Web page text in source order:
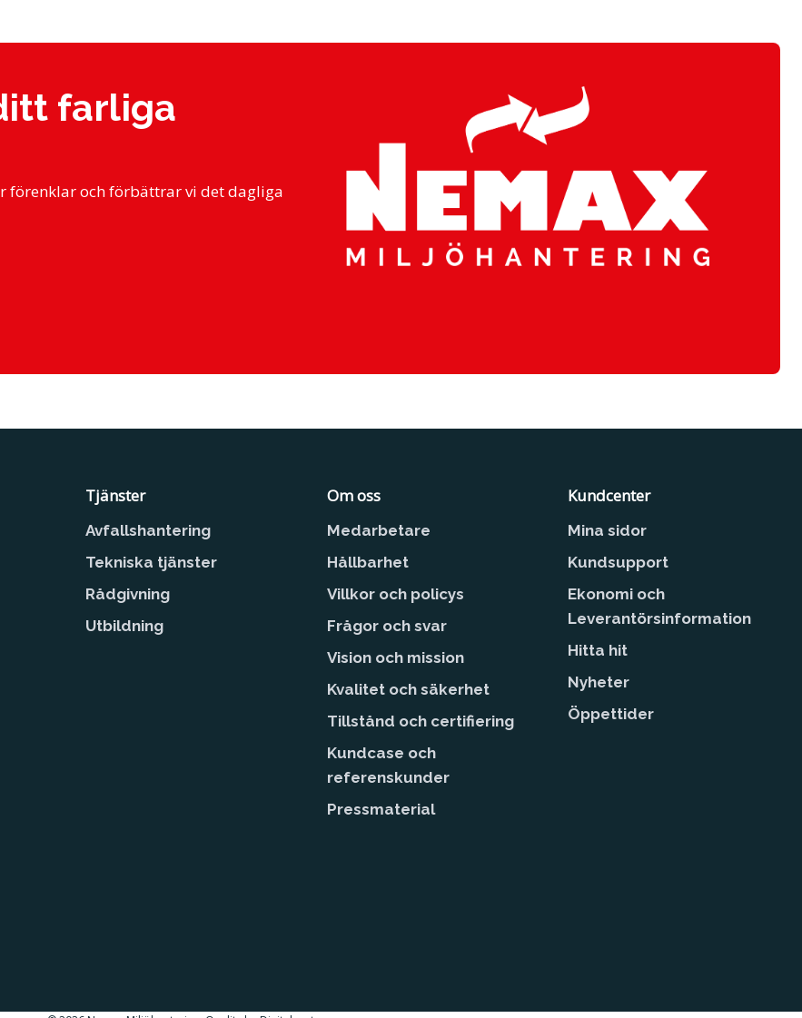
farliga
förenklar och förbättrar vi det dagliga
Tjänster
Avfallshantering
Tekniska tjänster
Rådgivning
Utbildning
Om oss
Medarbetare
Hållbarhet
Villkor och policys
Frågor och svar
Vision och mission
Kvalitet och säkerhet
Tillstånd och certifiering
Kundcase och
referenskunder
Pressmaterial
Kundcenter
Mina sidor
Kundsupport
Ekonomi och
Leverantörsinformation
Hitta hit
Nyheter
Öppettider